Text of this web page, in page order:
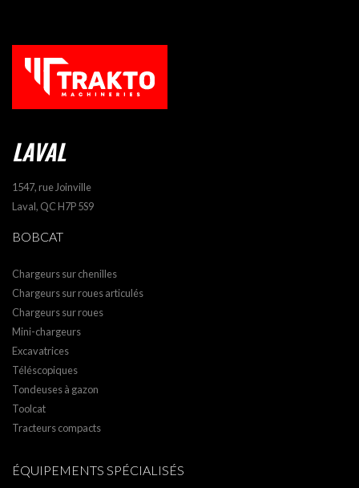
LAVAL
1547, rue Joinville
Laval, QC H7P 5S9
BOBCAT
Chargeurs sur chenilles
Chargeurs sur roues articulés
Chargeurs sur roues
Mini-chargeurs
Excavatrices
Téléscopiques
Tondeuses à gazon
Toolcat
Tracteurs compacts
ÉQUIPEMENTS SPÉCIALISÉS